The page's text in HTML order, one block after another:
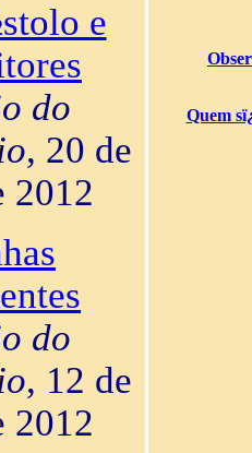
e
do
, 20 de
2012
do
, 12 de
2012
Quem